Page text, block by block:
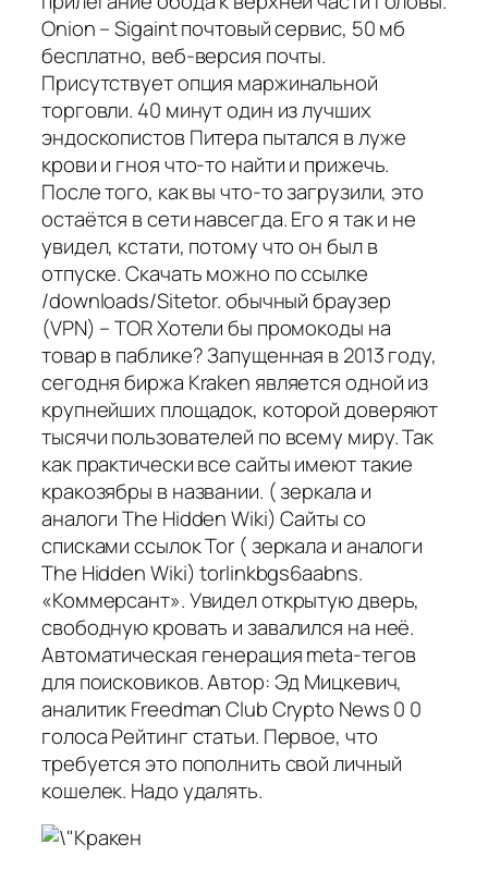
Onion – Sigaint почтовый сервис, 50 мб
бесплатно, веб-версия почты.
Присутствует опция маржинальной
торговли. 40 минут один из лучших
эндоскопистов Питера пытался в луже
крови и гноя что-то найти и прижечь.
После того, как вы что-то загрузили, это
остаётся в сети навсегда. Его я так и не
увидел, кстати, потому что он был в
отпуске. Скачать можно по ссылке
/downloads/Sitetor. обычный браузер
(VPN) – TOR Хотели бы промокоды на
товар в паблике? Запущенная в 2013 году,
сегодня биржа Kraken является одной из
крупнейших площадок, которой доверяют
тысячи пользователей по всему миру. Так
как практически все сайты имеют такие
кракозябры в названии. ( зеркала и
аналоги The Hidden Wiki) Сайты со
списками ссылок Tor ( зеркала и аналоги
The Hidden Wiki) torlinkbgs6aabns.
«Коммерсант». Увидел открытую дверь,
свободную кровать и завалился на неё.
Автоматическая генерация meta-тегов
для поисковиков. Автор: Эд Мицкевич,
аналитик Freedman Сlub Crypto News 0 0
голоса Рейтинг статьи. Первое, что
требуется это пополнить свой личный
кошелек. Надо удалять.